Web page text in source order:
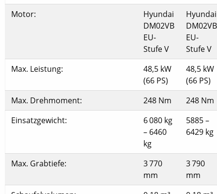
Motor:
Hyundai
DM02VB
EU-
Stufe V
Hyundai
DM02VB
EU-
Stufe V
Max. Leistung:
48,5 kW
(66 PS)
48,5 kW
(66 PS)
Max. Drehmoment:
248 Nm
248 Nm
Einsatzgewicht:
6 080 kg
– 6460
kg
5885 –
6429 kg
Max. Grabtiefe:
3 770
mm
3 790
mm